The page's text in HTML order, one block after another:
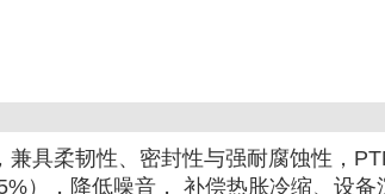
，兼具柔韧性、密封性与强耐腐蚀性，
），降低噪音， 补偿热胀冷缩、设